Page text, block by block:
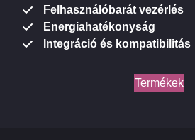
Felhasználóbarát vezérlés
Energiahatékonyság
Integráció és kompatibilitás
Termékek